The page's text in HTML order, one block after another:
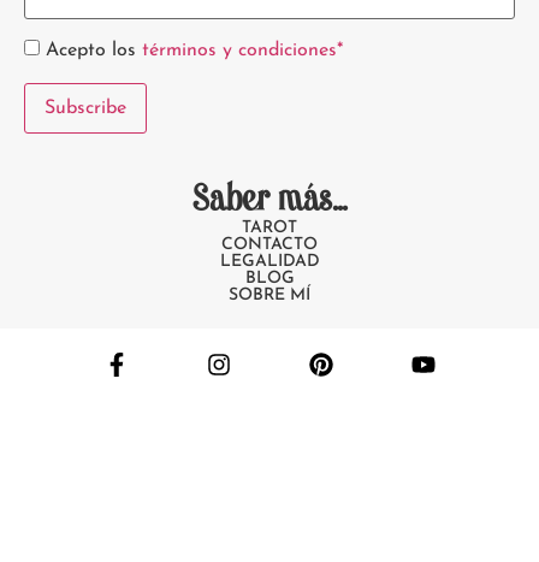
Acepto los términos y condiciones*
Saber más...
TAROT
CONTACTO
LEGALIDAD
BLOG
SOBRE MÍ